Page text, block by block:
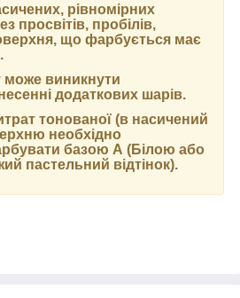
рівномірних
просвітів, пробілів,
що фарбується має
може виникнути
додаткових шарів.
тонованої (в насичений
необхідно
базою А (Білою або
пастельний відтінок).